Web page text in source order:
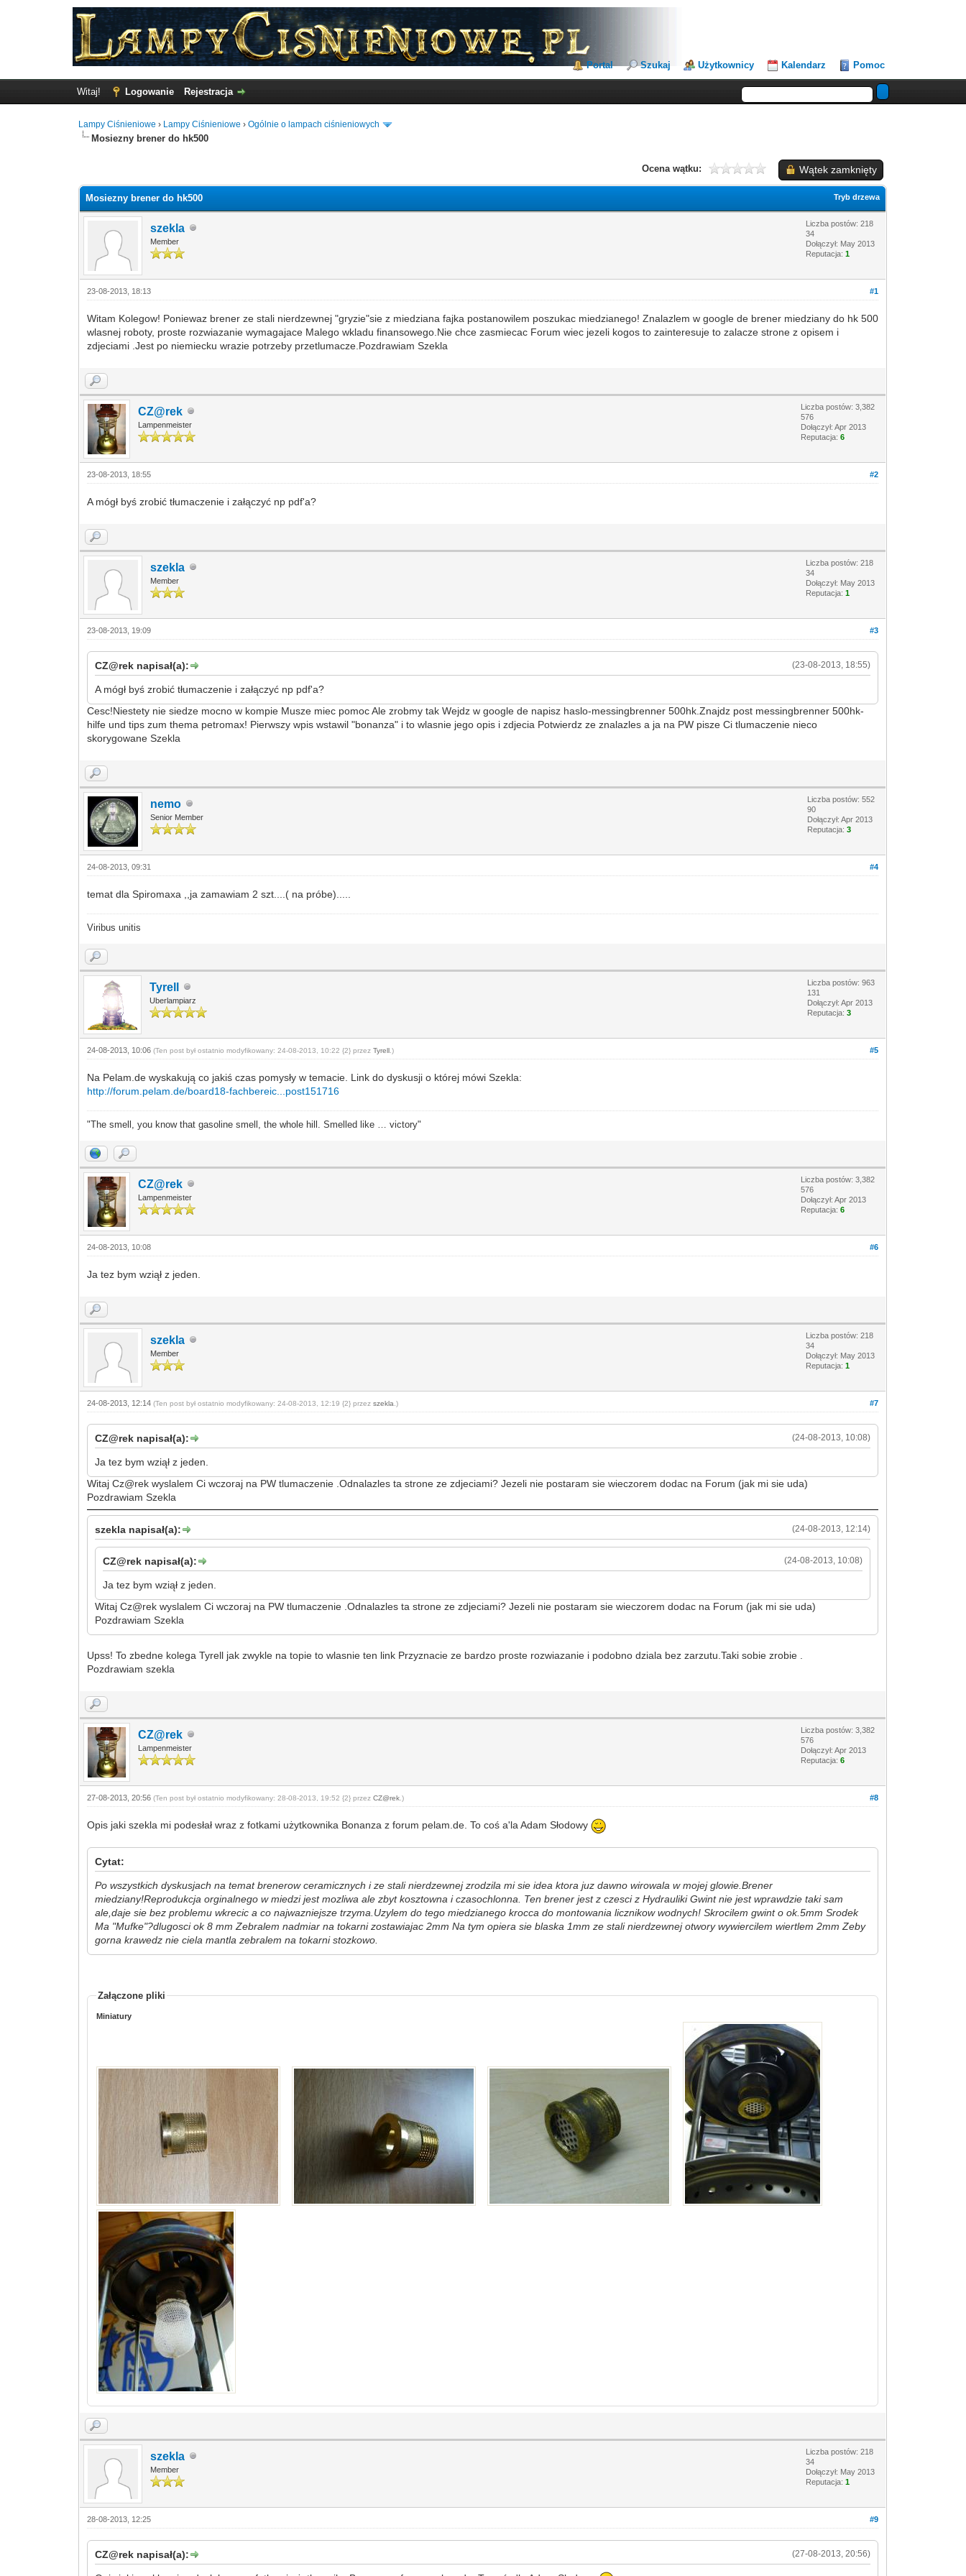
Portal Szukaj Użytkownicy Kalendarz Pomoc
Witaj! Logowanie Rejestracja
Lampy Ciśnieniowe › Lampy Ciśnieniowe ›Ogólnie o lampach ciśnieniowych
Mosiezny brener do hk500
Wątek zamknięty
Ocena wątku:
Tryb drzewa
Mosiezny brener do hk500
szekla
Member
Liczba postów: 218
34
Dołączył: May 2013
Reputacja:1
#1
23-08-2013, 18:13
Witam Kolegow! Poniewaz brener ze stali nierdzewnej "gryzie"sie z miedziana fajka postanowilem poszukac miedzianego! Znalazlem w google de brener miedziany do hk 500
wlasnej roboty, proste rozwiazanie wymagajace Malego wkladu finansowego.Nie chce zasmiecac Forum wiec jezeli kogos to zainteresuje to zalacze strone z opisem i
zdjeciami .Jest po niemiecku wrazie potrzeby przetlumacze.Pozdrawiam Szekla
CZ@rek
Lampenmeister
Liczba postów: 3,382
576
Dołączył: Apr 2013
Reputacja:6
#2
23-08-2013, 18:55
A mógł byś zrobić tłumaczenie i załączyć np pdf'a?
szekla
Member
Liczba postów: 218
34
Dołączył: May 2013
Reputacja:1
#3
23-08-2013, 19:09
(23-08-2013, 18:55)
CZ@rek napisał(a):
A mógł byś zrobić tłumaczenie i załączyć np pdf'a?
Cesc!Niestety nie siedze mocno w kompie Musze miec pomoc Ale zrobmy tak Wejdz w google de napisz haslo-messingbrenner 500hk.Znajdz post messingbrenner 500hk-
hilfe und tips zum thema petromax! Pierwszy wpis wstawil "bonanza" i to wlasnie jego opis i zdjecia Potwierdz ze znalazles a ja na PW pisze Ci tlumaczenie nieco
skorygowane Szekla
nemo
Senior Member
Liczba postów: 552
90
Dołączył: Apr 2013
Reputacja:3
#4
24-08-2013, 09:31
temat dla Spiromaxa ,,ja zamawiam 2 szt....( na próbe).....
Viribus unitis
Tyrell
Uberlampiarz
Liczba postów: 963
131
Dołączył: Apr 2013
Reputacja:3
#5
24-08-2013, 10:06(Ten post był ostatnio modyfikowany: 24-08-2013, 10:22 {2} przezTyrell .)
Na Pelam.de wyskakują co jakiś czas pomysły w temacie. Link do dyskusji o której mówi Szekla:
http://forum.pelam.de/board18-fachbereic...post151716
"The smell, you know that gasoline smell, the whole hill. Smelled like … victory"
CZ@rek
Lampenmeister
Liczba postów: 3,382
576
Dołączył: Apr 2013
Reputacja:6
#6
24-08-2013, 10:08
Ja tez bym wziął z jeden.
szekla
Member
Liczba postów: 218
34
Dołączył: May 2013
Reputacja:1
#7
24-08-2013, 12:14(Ten post był ostatnio modyfikowany: 24-08-2013, 12:19 {2} przezszekla .)
(24-08-2013, 10:08)
CZ@rek napisał(a):
Ja tez bym wziął z jeden.
Witaj Cz@rek wyslalem Ci wczoraj na PW tlumaczenie .Odnalazles ta strone ze zdjeciami? Jezeli nie postaram sie wieczorem dodac na Forum (jak mi sie uda)
Pozdrawiam Szekla
(24-08-2013, 12:14)
szekla napisał(a):
(24-08-2013, 10:08)
CZ@rek napisał(a):
Ja tez bym wziął z jeden.
Witaj Cz@rek wyslalem Ci wczoraj na PW tlumaczenie .Odnalazles ta strone ze zdjeciami? Jezeli nie postaram sie wieczorem dodac na Forum (jak mi sie uda)
Pozdrawiam Szekla
Upss! To zbedne kolega Tyrell jak zwykle na topie to wlasnie ten link Przyznacie ze bardzo proste rozwiazanie i podobno dziala bez zarzutu.Taki sobie zrobie .
Pozdrawiam szekla
CZ@rek
Lampenmeister
Liczba postów: 3,382
576
Dołączył: Apr 2013
Reputacja:6
#8
27-08-2013, 20:56(Ten post był ostatnio modyfikowany: 28-08-2013, 19:52 {2} przezCZ@rek .)
Opis jaki szekla mi podesłał wraz z fotkami użytkownika Bonanza z forum pelam.de. To coś a'la Adam Słodowy
Cytat:
Po wszystkich dyskusjach na temat brenerow ceramicznych i ze stali nierdzewnej zrodzila mi sie idea ktora juz dawno wirowala w mojej glowie.Brener
miedziany!Reprodukcja orginalnego w miedzi jest mozliwa ale zbyt kosztowna i czasochlonna. Ten brener jest z czesci z Hydrauliki Gwint nie jest wprawdzie taki sam
ale,daje sie bez problemu wkrecic a co najwazniejsze trzyma.Uzylem do tego miedzianego krocca do montowania licznikow wodnych! Skrocilem gwint o ok.5mm Srodek
Ma "Mufke"?dlugosci ok 8 mm Zebralem nadmiar na tokarni zostawiajac 2mm Na tym opiera sie blaska 1mm ze stali nierdzewnej otwory wywiercilem wiertlem 2mm Zeby
gorna krawedz nie ciela mantla zebralem na tokarni stozkowo.
Załączone pliki
Miniatury
szekla
Member
Liczba postów: 218
34
Dołączył: May 2013
Reputacja:1
#9
28-08-2013, 12:25
(27-08-2013, 20:56)
CZ@rek napisał(a):